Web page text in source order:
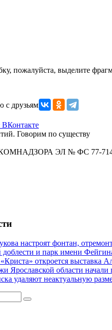
пожалуйста, выделите
с друзьями
ВКонтакте
Говорим по существу
ЭЛ № ФС 77-
настроят фонтан,
доблести и парк имени
откроется выставка
Ярославской области
удаляют неактуальную